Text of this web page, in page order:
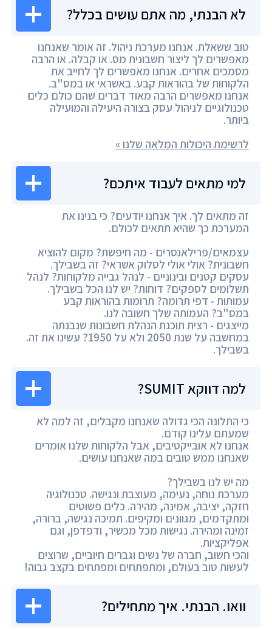
לא הבנתי, מה אתם עושים בכלל?
טוב ששאלת. אנחנו מערכת ניהול. זה אומר שאנחנו
מאפשרים לך ליצור חשבונית מס. או קבלה. או הרבה
מסמכים אחרים. אנחנו מאפשרים לך לחייב את
הלקוחות של בהוראות קבע. באשראי או במס"ב.
אנחנו מאפשרים הרבה מאוד דברים שהם כולם כלים
טכנולוגיים לניהול עסק בצורה היעילה והמועילה
ביותר.
לרשימת היכולות המלאה שלנו »
למי מתאים לעבוד איתכם?
זה מתאים לך. איך אנחנו יודעים? כי בנינו את
המערכת כך שהיא תתאים לכולם.
עצמאים/פרילאנסרים - מה חיפשת? מקום להוציא
חשבונית? אולי אולי לסלוק אשראי? זה בשבילך.
עסקים קטנים ובינוניים - לנהל גבייה מלקוחות? לנהל
תשלומים לספקים? דוחות? יש לנו הכל בשבילך.
עמותות - דפי תרומה? תרומות בהוראות קבע
במס"ב? העמותה שלך חשובה לנו.
מייצגים - רצית תוכנת הנהלת חשבונות שנבנתה
במחשבה על שנת 2050 ולא על 1950? עשינו את זה.
בשבילך.
למה דווקא SUMIT?
כי התלונה הכי גדולה שאנחנו מקבלים, זה למה לא
שמעתם עלינו קודם.
אנחנו לא אובייקטיבים, אבל הלקוחות שלנו אומרים
שאנחנו ממש טובים במה שאנחנו עושים.
מה יש לנו בשבילך?
מערכת נוחה, נעימה, מעוצבת ונגישה. טכנולוגיה
חזקה, יציבה, אמינה, מהירה. כלים פשוטים
ומתקדמים, מגוונים ומקיפים. תמיכה נגישה, ברורה,
זמינה ומהירה. נגישות מכל מכשיר, ודפדפן, וגם
אפליקציות.
והכי חשוב, חברה של נשים וגברים חיוביים, שרוצים
לעשות טוב בעולם, ומתפתחים ומפתחים בקצב גבוה!
וואו. הבנתי. איך מתחילים?